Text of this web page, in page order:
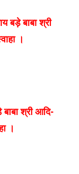
बड़े बाबा श्री
।
श्री आदि-
।